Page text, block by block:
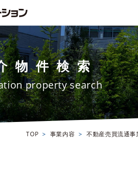
物件検索
property search
TOP 事業内容 不動産売買流通事